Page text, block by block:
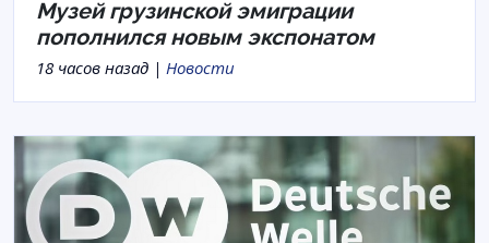
Музей грузинской эмиграции
пополнился новым экспонатом
18 часов назад | Новости